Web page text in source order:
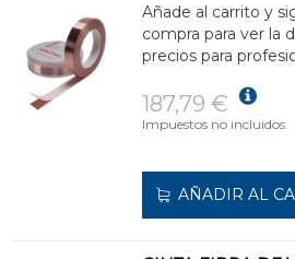
Añade al carrito y
compra para ver la
precios para
187,79 €
Impuestos no incluidos.
AÑADIR AL